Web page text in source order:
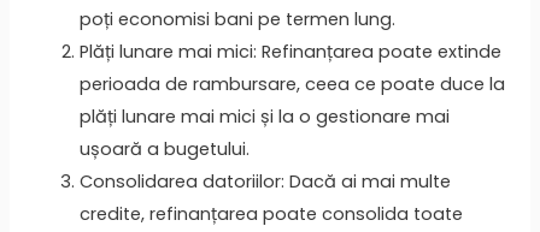
poți economisi bani pe termen lung.
Plăți lunare mai mici: Refinanțarea poate extinde
perioada de rambursare, ceea ce poate duce la
plăți lunare mai mici și la o gestionare mai
ușoară a bugetului.
Consolidarea datoriilor: Dacă ai mai multe
credite, refinanțarea poate consolida toate